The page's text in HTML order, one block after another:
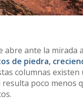
abre ante la mirada
de piedra,
columnas
resulta poco menos